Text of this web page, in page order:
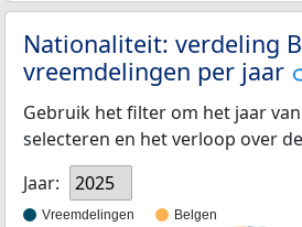
Nationaliteit: verdeling
vreemdelingen per jaar
Gebruik het filter om het jaar
selecteren en het verloop over
Jaar:
2025
Vreemdelingen Belgen